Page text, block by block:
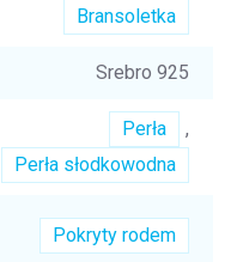
Bransoletka
Srebro 925
Perła
,
Perła słodkowodna
Pokryty rodem